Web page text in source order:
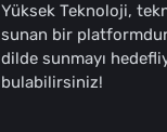
Yüksek Teknoloji,
sunan bir
dilde sunmayı
bulabilirsiniz!